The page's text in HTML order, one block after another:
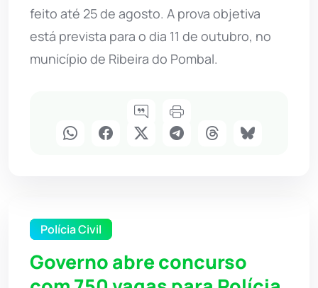
feito até 25 de agosto. A prova objetiva
está prevista para o dia 11 de outubro, no
município de Ribeira do Pombal.
Polícia Civil
Governo abre concurso